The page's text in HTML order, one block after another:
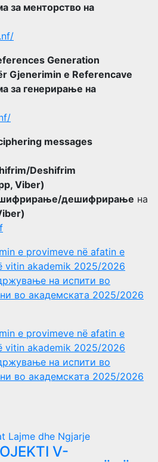
за менторство на
Generation
Gjenerimin e Referencave
за генерирање на
messages
Deshifrim
Viber)
шифрирање/дешифрирање на
e provimeve në afatin e
vitin akademik 2025/2026
на испити во
во академската 2025/2026
e provimeve në afatin e
vitin akademik 2025/2026
на испити во
во академската 2025/2026
Lajme dhe Ngjarje
V-